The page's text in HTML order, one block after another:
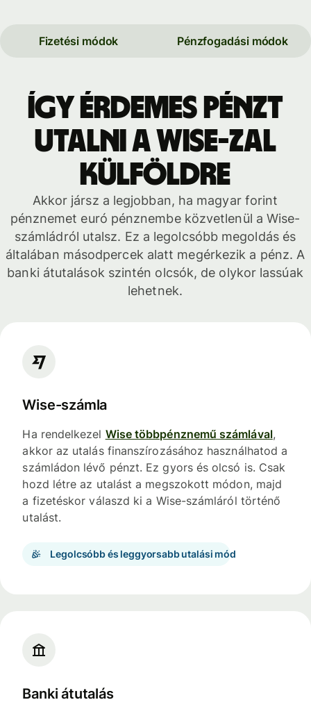
Fizetési módok Pénzfogadási módok
Így érdemes pénzt
utalni a Wise-zal
külföldre
Akkor jársz a legjobban, ha magyar forint
pénznemet euró pénznembe közvetlenül a Wise-
számládról utalsz. Ez a legolcsóbb megoldás és
általában másodpercek alatt megérkezik a pénz. A
banki átutalások szintén olcsók, de olykor lassúak
lehetnek.
Wise-számla
Ha rendelkezel Wise többpénznemű számlával,
akkor az utalás finanszírozásához használhatod a
számládon lévő pénzt. Ez gyors és olcsó is. Csak
hozd létre az utalást a megszokott módon, majd
a fizetéskor válaszd ki a Wise-számláról történő
utalást.
Legolcsóbb és leggyorsabb utalási mód
Banki átutalás